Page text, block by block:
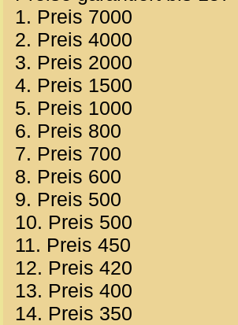
1. Preis 7000
2. Preis 4000
3. Preis 2000
4. Preis 1500
5. Preis 1000
6. Preis 800
7. Preis 700
8. Preis 600
9. Preis 500
10. Preis 500
11. Preis 450
12. Preis 420
13. Preis 400
14. Preis 350